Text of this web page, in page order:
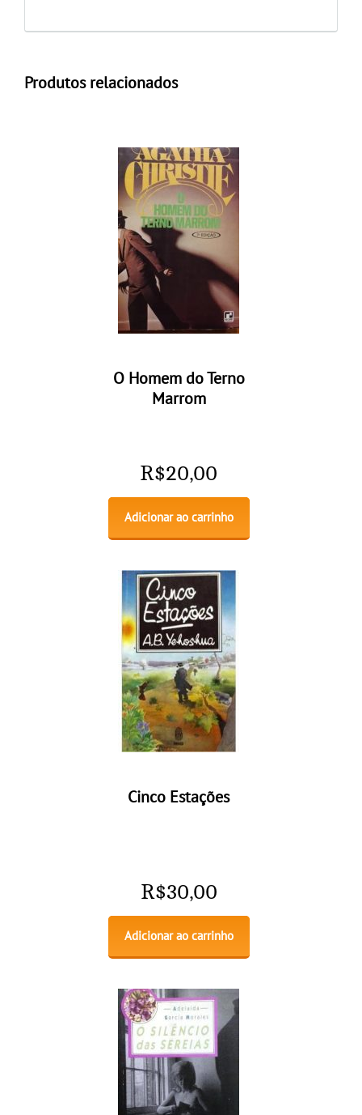
Produtos relacionados
O Homem do Terno
Marrom
R$20,00
Adicionar ao carrinho
Cinco Estações
R$30,00
Adicionar ao carrinho